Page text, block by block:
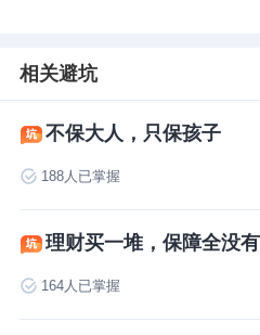
相关避坑
不保大人，只保孩子
188 人已掌握
理财买一堆，保障全没有
164 人已掌握